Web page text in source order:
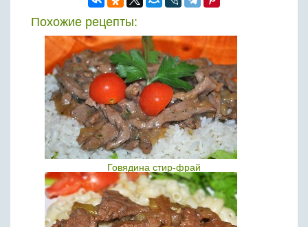
Похожие рецепты:
Говядина стир-фрай